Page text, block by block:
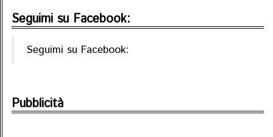
Seguimi su Facebook:
Seguimi su Facebook:
Pubblicità